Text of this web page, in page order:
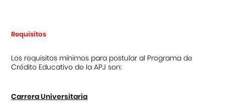
Requisitos
Los requisitos mínimos para postular al Programa de
Crédito Educativo de la APJ son:
Carrera Universitaria